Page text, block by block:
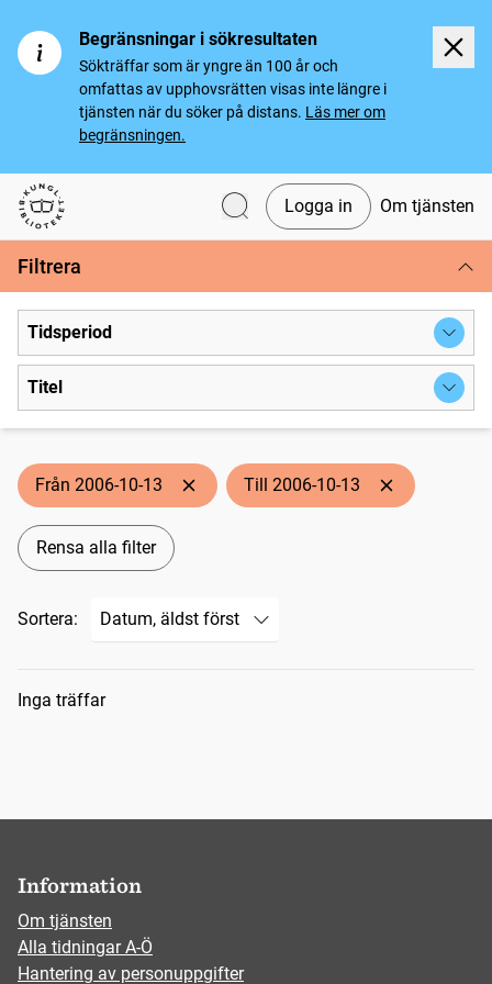
Begränsningar i sökresultaten
Sökträffar som är yngre än 100 år och
omfattas av upphovsrätten visas inte längre i
tjänsten när du söker på distans. Läs mer om
begränsningen.
Svenska tidningar
Logga in Om tjänsten
Filtrera
Tidsperiod
Titel
Från 2006-10-13 Till 2006-10-13
Rensa alla filter
Sortera:
Sökresultat
Inga träffar
Information
Om tjänsten
Alla tidningar A-Ö
Hantering av personuppgifter